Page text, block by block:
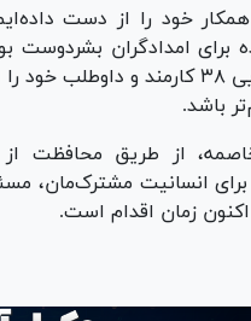
امسال تا این لحظه، ۱۰ همکار خود
سرخ و هلال احمر به تنهایی ۳۸
از طریق محافظت از
برای انسانیت مشترک‌مان،
اکنون زمان اقدام است.